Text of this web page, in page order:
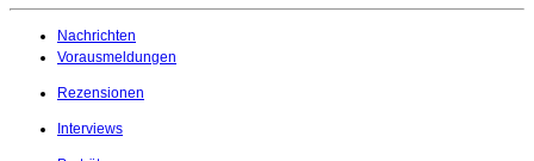
Nachrichten
Vorausmeldungen
Rezensionen
Interviews